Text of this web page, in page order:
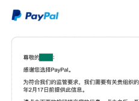
首
页